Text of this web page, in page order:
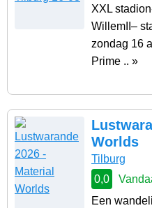
XXL
WillemII–
zondag 16
Prime .. »
Worlds
Tilburg
0,0
Een